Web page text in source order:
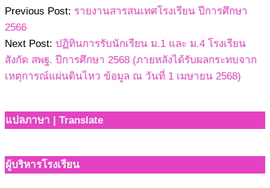
Previous Post: รายงานสารสนเทศโรงเรียน ปีการศึกษา
2566
Next Post: ปฏิทินการรับนักเรียน ม.1 และ ม.4 โรงเรียน
สังกัด สพฐ. ปีการศึกษา 2568 (ภายหลังได้รับผลกระทบจาก
เหตุการณ์แผ่นดินไหว ข้อมูล ณ วันที่ 1 เมษายน 2568)
แปลภาษา | Translate
ผู้บริหารโรงเรียน